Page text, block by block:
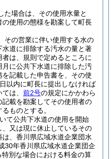
た場合は、その使用水量と
の使用の態様を勘案して町長
その営業に伴い使用する水の
道に排除する汚水の量と著
は、規則で定めるところに
に公共下水道に排除した汚
記載した申告書を、その使
以内に町長に提出しなければ
は、 前2号の規定にかかわら
載を勘案してその使用者の
ものとする。
て公共下水道の使用を開始
又は現に休止しているその
、香川県広域水道企業団水
30年香川県広域水道企業団企
特別な場合における料金の算